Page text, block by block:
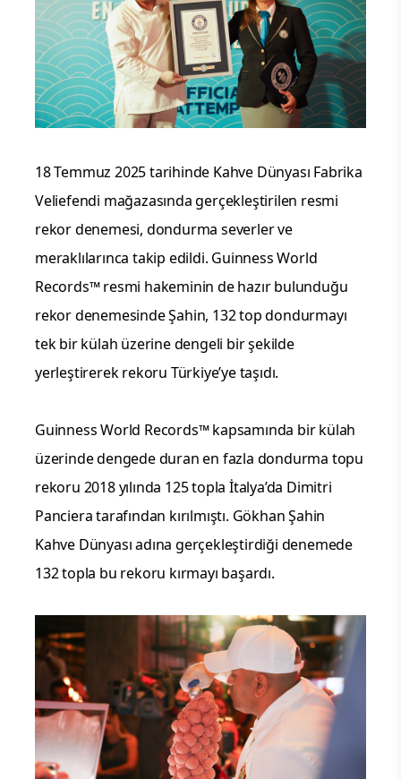
18 Temmuz 2025 tarihinde Kahve Dünyası Fabrika
Veliefendi mağazasında gerçekleştirilen resmi
rekor denemesi, dondurma severler ve
meraklılarınca takip edildi. Guinness World
Records™ resmi hakeminin de hazır bulunduğu
rekor denemesinde Şahin, 132 top dondurmayı
tek bir külah üzerine dengeli bir şekilde
yerleştirerek rekoru Türkiye’ye taşıdı.
Guinness World Records™ kapsamında bir külah
üzerinde dengede duran en fazla dondurma topu
rekoru 2018 yılında 125 topla İtalya’da Dimitri
Panciera tarafından kırılmıştı. Gökhan Şahin
Kahve Dünyası adına gerçekleştirdiği denemede
132 topla bu rekoru kırmayı başardı.